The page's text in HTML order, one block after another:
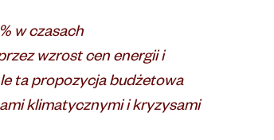
w czasach
wzrost cen energii i
ta propozycja budżetowa
klimatycznymi i kryzysami